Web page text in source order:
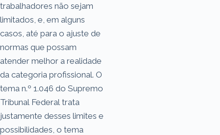
trabalhadores não sejam
limitados, e, em alguns
casos, até para o ajuste de
normas que possam
atender melhor a realidade
da categoria profissional. O
tema n.º 1.046 do Supremo
Tribunal Federal trata
justamente desses limites e
possibilidades, o tema